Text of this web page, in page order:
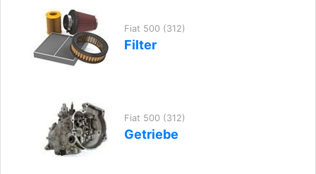
Fiat 500 (312)
Filter
Fiat 500 (312)
Getriebe